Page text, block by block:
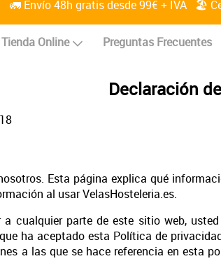
🚛 Envío 48h gratis desde 99€ + IVA 🏖️
Tienda Online Preguntas Frecuentes
Declaración
Esta página explica qué
al usar VelasHosteleria.es.
a cualquier parte de este sitio web,
ha aceptado esta Política de
a las que se hace referencia en esta